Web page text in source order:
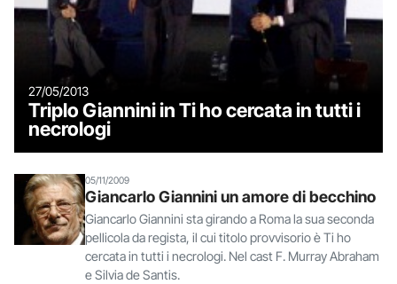
27/05/2013
Triplo Giannini in Ti ho cercata in tutti i
necrologi
05/11/2009
Giancarlo Giannini un amore di becchino
Giancarlo Giannini sta girando a Roma la sua seconda
pellicola da regista, il cui titolo provvisorio è Ti ho
cercata in tutti i necrologi. Nel cast F. Murray Abraham
e Silvia de Santis.